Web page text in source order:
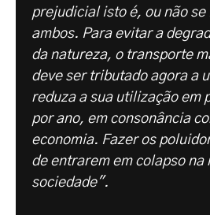
prejudicial isto é, ou não se
ambos. Para evitar a
da natureza, o transporte
deve ser tributado agora a
reduza a sua utilização em
por ano, em consonância
economia. Fazer os
de entrarem em colapso na
sociedade".